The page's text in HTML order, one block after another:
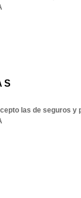
S
las de seguros y